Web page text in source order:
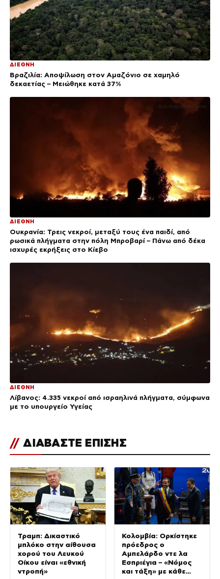
ΔΙΕΘΝΗ
Βραζιλία: Αποψίλωση στον Αμαζόνιο σε χαμηλό
δεκαετίας – Μειώθηκε κατά 37%
ΔΙΕΘΝΗ
Ουκρανία: Τρεις νεκροί, μεταξύ τους ένα παιδί, από
ρωσικά πλήγματα στην πόλη Μπροβαρί – Πάνω από δέκα
ισχυρές εκρήξεις στο Κίεβο
ΔΙΕΘΝΗ
Λίβανος: 4.335 νεκροί από ισραηλινά πλήγματα, σύμφωνα
με το υπουργείο Υγείας
// ΔΙΑΒΑΣΤΕ ΕΠΙΣΗΣ
Τραμπ: Δικαστικό
μπλόκο στην αίθουσα
χορού του Λευκού
Οίκου είναι «εθνική
ντροπή»
Κολομβία: Ορκίστηκε
πρόεδρος ο
Αμπελάρδο ντε λα
Εσπριέγια – «Νόμος
και τάξη» με κάθε